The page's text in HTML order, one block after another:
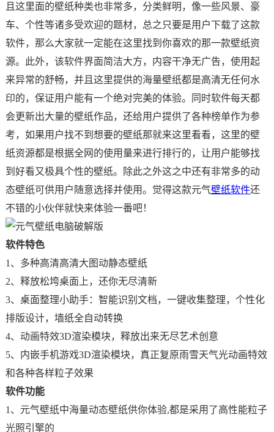
且这里面的壁纸种类也非常多，分类鲜明，像一些风景、豪
车、个性等诸多受欢迎的题材，总之只要是用户下载了这款
软件，那么大家就一定能在这里找到你喜欢的那一款壁纸资
源。此外，该软件界面简洁大方，内容干净无广告，使用起
来异常的舒畅，并且这里提供的海量壁纸都是高清无任何水
印的，保证用户能有一个绝对完美的体验。同时软件每天都
会更新出大量的壁纸作品，还给用户提供了各种榜单作为参
考，如果用户找不到想要的壁纸那就来这里看看，这里的壁
纸资源都是根据全网的使用量来进行排行的，让用户能够找
到好看又极具个性的壁纸。除此之外这之中还有非常多的动
态壁纸可供用户随意选择并使用。觉得这款元气壁纸软件还
不错的小伙伴就快来体验一番吧！
软件特色
1、多种高清高清大图动静态壁纸
2、释放松垮桌面上，还你无尽清新
3、桌面整理小助手：智能识别文档，一键收集整理，个性化
排版设计，墙纸全自动转换
4、动画特效3D渲染模块，释放出来无尽艺术创意
5、内嵌手机游戏3D渲染模块，真正复原雨雪天气光动画特效
和各种各样粒子效果
软件功能
1、元气壁纸中海量动态壁纸供你体验,都是采用了高性能粒子
光照引擎的